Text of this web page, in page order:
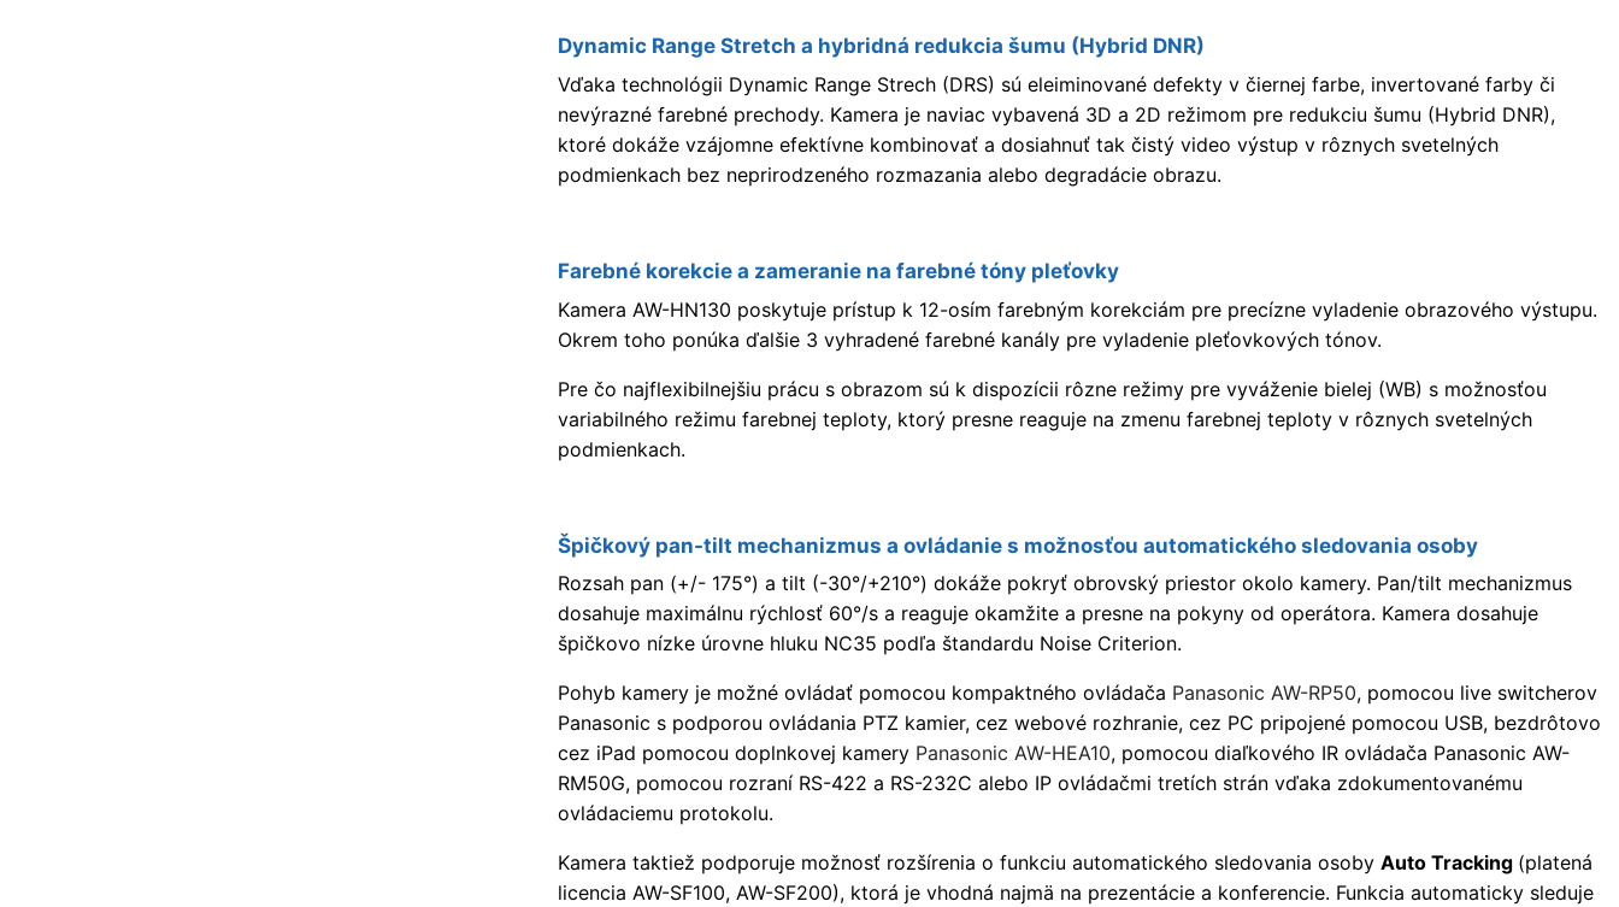
Dynamic Range Stretch a hybridná redukcia šumu (Hybrid DNR)
Vďaka technológii Dynamic Range Strech (DRS) sú eleiminované defekty v čiernej farbe, invertované farby či
nevýrazné farebné prechody. Kamera je naviac vybavená 3D a 2D režimom pre redukciu šumu (Hybrid DNR),
ktoré dokáže vzájomne efektívne kombinovať a dosiahnuť tak čistý video výstup v rôznych svetelných
podmienkach bez neprirodzeného rozmazania alebo degradácie obrazu.
Farebné korekcie a zameranie na farebné tóny pleťovky
Kamera AW-HN130 poskytuje prístup k 12-osím farebným korekciám pre precízne vyladenie obrazového výstupu.
Okrem toho ponúka ďalšie 3 vyhradené farebné kanály pre vyladenie pleťovkových tónov.
Pre čo najflexibilnejšiu prácu s obrazom sú k dispozícii rôzne režimy pre vyváženie bielej (WB) s možnosťou
variabilného režimu farebnej teploty, ktorý presne reaguje na zmenu farebnej teploty v rôznych svetelných
podmienkach.
Špičkový pan-tilt mechanizmus a ovládanie s možnosťou automatického sledovania osoby
Rozsah pan (+/- 175°) a tilt (-30°/+210°) dokáže pokryť obrovský priestor okolo kamery. Pan/tilt mechanizmus
dosahuje maximálnu rýchlosť 60°/s a reaguje okamžite a presne na pokyny od operátora. Kamera dosahuje
špičkovo nízke úrovne hluku NC35 podľa štandardu Noise Criterion.
Pohyb kamery je možné ovládať pomocou kompaktného ovládača Panasonic AW-RP50, pomocou live switcherov
Panasonic s podporou ovládania PTZ kamier, cez webové rozhranie, cez PC pripojené pomocou USB, bezdrôtovo
cez iPad pomocou doplnkovej kamery Panasonic AW-HEA10, pomocou diaľkového IR ovládača Panasonic AW-
RM50G, pomocou rozraní RS-422 a RS-232C alebo IP ovládačmi tretích strán vďaka zdokumentovanému
ovládaciemu protokolu.
Kamera taktiež podporuje možnosť rozšírenia o funkciu automatického sledovania osoby Auto Tracking (platená
licencia AW-SF100, AW-SF200), ktorá je vhodná najmä na prezentácie a konferencie. Funkcia automaticky sleduje